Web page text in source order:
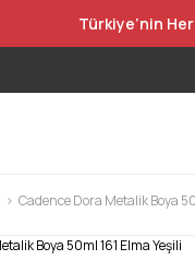
Türkiye’nin
Cadence Dora Metalik Boya